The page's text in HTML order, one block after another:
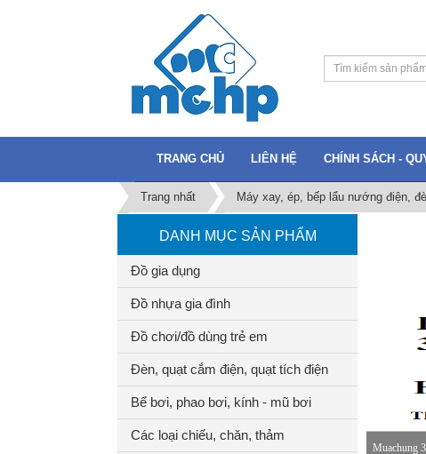
TRANG CHỦ LIÊN HỆ CHÍNH SÁCH -
Trang nhất Máy xay, ép, bếp lẩu nướng điện,
DANH MỤC SẢN PHẨM
Đồ gia dụng
Đồ nhựa gia đình
Đồ chơi/đồ dùng trẻ em
Đèn, quạt cắm điện, quạt tích điện
Bể bơi, phao bơi, kính - mũ bơi
Các loại chiếu, chăn, thảm
Muachung